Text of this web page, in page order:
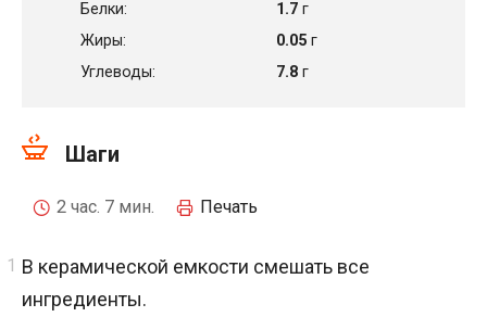
Белки: 1.7 г
Жиры:
0.05 г
Углеводы:
7.8 г
Шаги
2 час. 7 мин. Печать
В керамической емкости смешать все
ингредиенты.